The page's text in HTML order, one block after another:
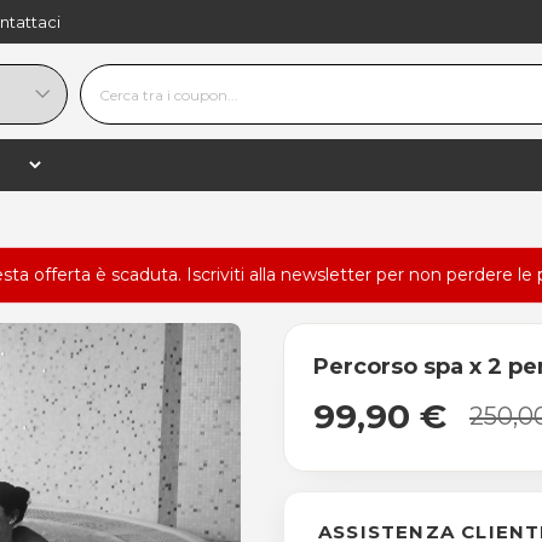
offerta è scaduta. Iscriviti alla newsletter per non perdere le
Percorso spa x 2
99,90 €
ASSISTENZA